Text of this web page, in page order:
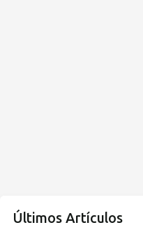
Últimos Artículos